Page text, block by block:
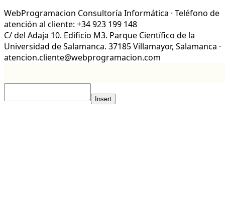
WebProgramacion Consultoría Informática · Teléfono de
atención al cliente: +34 923 199 148
C/ del Adaja 10. Edificio M3. Parque Científico de la
Universidad de Salamanca. 37185 Villamayor, Salamanca ·
atencion.cliente@webprogramacion.com
Insert